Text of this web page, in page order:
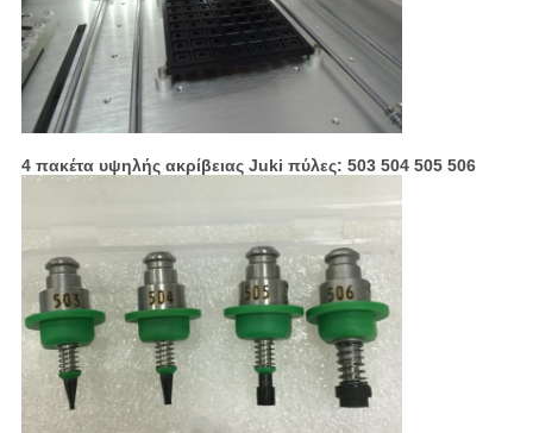
4 πακέτα υψηλής ακρίβειας Juki πύλες: 503 504 505 506